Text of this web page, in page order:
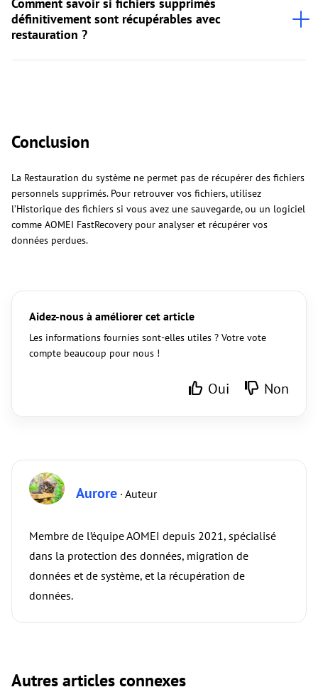
définitivement sont récupérables avec
restauration ?
Conclusion
La Restauration du système ne permet pas de récupérer des fichiers
personnels supprimés. Pour retrouver vos fichiers, utilisez
l’Historique des fichiers si vous avez une sauvegarde, ou un logiciel
comme AOMEI FastRecovery pour analyser et récupérer vos
données perdues.
Aidez-nous à améliorer cet article
Les informations fournies sont-elles utiles ? Votre vote
compte beaucoup pour nous !
Oui Non
Aurore · Auteur
Membre de l’équipe AOMEI depuis 2021, spécialisé
dans la protection des données, migration de
données et de système, et la récupération de
données.
Autres articles connexes